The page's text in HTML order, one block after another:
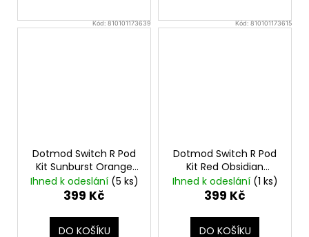
Kód:810101173639
Dotmod Switch R Pod
Kit Sunburst Orange
1000mAh
Ihned k odeslání (5 ks)
399 Kč
DO KOŠÍKU
Kód:810101173615
Dotmod Switch R Pod
Kit Red Obsidian
1000mAh
Ihned k odeslání (1 ks)
399 Kč
DO KOŠÍKU